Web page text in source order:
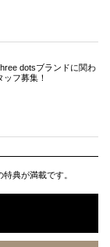
dotsブランドに関わ
フ募集！
典が満載です。